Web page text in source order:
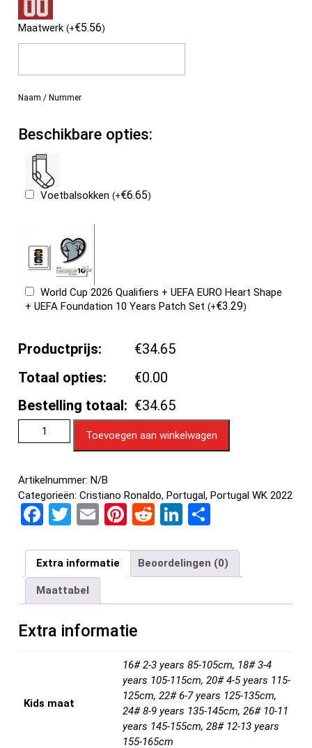
Maatwerk(+€5.56)
Naam / Nummer
Beschikbare opties:
Voetbalsokken(+€6.65)
World Cup 2026 Qualifiers + UEFA EURO Heart Shape
+ UEFA Foundation 10 Years Patch Set(+€3.29)
Productprijs:
€34.65
Totaal opties:
€0.00
Bestelling totaal: €34.65
Toevoegen aan winkelwagen
Artikelnummer:N/B
Categorieën:Cristiano Ronaldo,Portugal,Portugal WK 2022
F
ce
b
o
o
k
T
tt
er
E
ail
Pi
er
es
t
R
d
di
t
Li
ke
dI
n
e
n
Extra informatie Beoordelingen (0)
Maattabel
Extra informatie
Kids maat
16# 2-3 years 85-105cm, 18# 3-4
years 105-115cm, 20# 4-5 years 115-
125cm, 22# 6-7 years 125-135cm,
24# 8-9 years 135-145cm, 26# 10-11
years 145-155cm, 28# 12-13 years
155-165cm